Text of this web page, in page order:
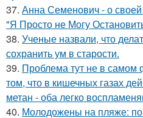
37. Анна Семенович - о
"Я Просто не Могу
38. Ученые назвали, что
сохранить ум в старости.
39. Проблема тут не в самом
том, что в кишечных газах
метан - оба легко
40. Молодожены на пляже: